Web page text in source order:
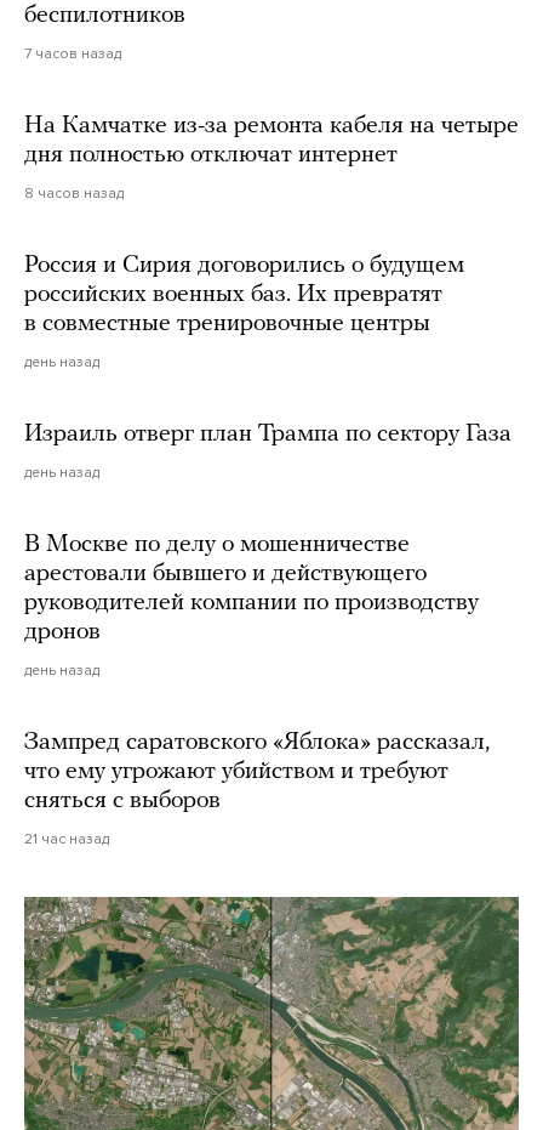
беспилотников
7 часов назад
На Камчатке из-за ремонта кабеля на четыре
дня полностью отключат интернет
8 часов назад
Россия и Сирия договорились о будущем
российских военных баз. Их превратят
в совместные тренировочные центры
день назад
Израиль отверг план Трампа по сектору Газа
день назад
В Москве по делу о мошенничестве
арестовали бывшего и действующего
руководителей компании по производству
дронов
день назад
Зампред саратовского «Яблока» рассказал,
что ему угрожают убийством и требуют
сняться с выборов
21 час назад